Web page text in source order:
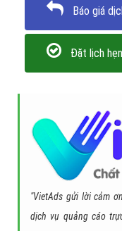
Báo giá
Đặt lịch hẹn
"VietAds gửi lời cảm
dịch vụ quảng cáo